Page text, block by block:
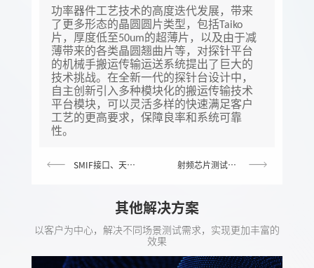
功率器件工艺技术的高度迭代发展，带来
了更多形态的晶圆圆片类型，包括Taiko
片，厚度低至50um的超薄片，以及由于减
薄带来的各类晶圆翘曲片等，对探针平台
的机械手搬运传输运送系统提出了巨大的
技术挑战。在全新一代的探针台设计中，
自主创新引入多种模块化的搬运传输技术
平台模块，可以灵活多样的快速满足客户
工艺的更高要求，保障良率和系统可靠
性。
SMIF接口、天车系统对接方案 射频芯片测试解决方案
其他解决方案
以客户为中心，解决不同场景测试需求，实现更加丰富的
效果